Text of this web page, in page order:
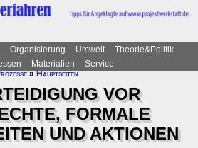
Organisierung Umwelt
Theorie&Politik
Materialien
Service
»Hauptseiten
VOR
FORMALE
UND AKTIONEN